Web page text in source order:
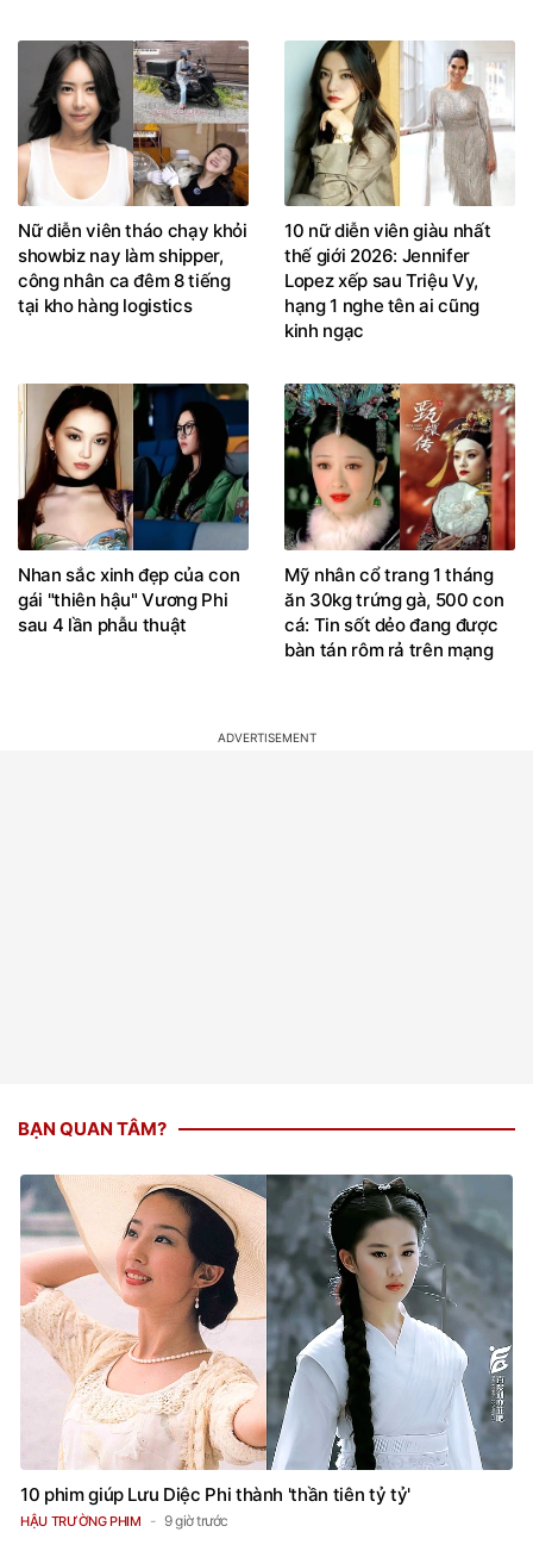
Nữ diễn viên tháo chạy khỏi
showbiz nay làm shipper,
công nhân ca đêm 8 tiếng
tại kho hàng logistics
10 nữ diễn viên giàu nhất
thế giới 2026: Jennifer
Lopez xếp sau Triệu Vy,
hạng 1 nghe tên ai cũng
kinh ngạc
Nhan sắc xinh đẹp của con
gái "thiên hậu" Vương Phi
sau 4 lần phẫu thuật
Mỹ nhân cổ trang 1 tháng
ăn 30kg trứng gà, 500 con
cá: Tin sốt dẻo đang được
bàn tán rôm rả trên mạng
BẠN QUAN TÂM?
10 phim giúp Lưu Diệc Phi thành 'thần tiên tỷ tỷ'
HẬU TRƯỜNG PHIM 9 giờ trước